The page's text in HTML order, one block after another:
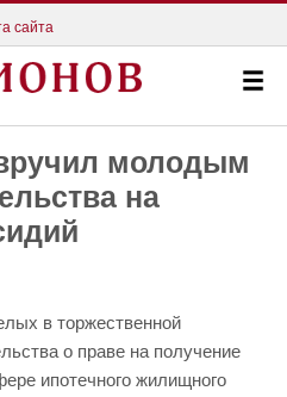
сайта
молодым
на
в торжественной
о праве на получение
ипотечного жилищного